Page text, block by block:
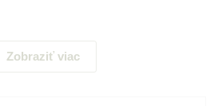
poznania.
Zobraziť viac